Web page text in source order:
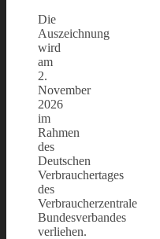
Die
Auszeichnung
wird
am
2.
November
2026
im
Rahmen
des
Deutschen
Verbrauchertages
des
Verbraucherzentrale
Bundesverbandes
verliehen.